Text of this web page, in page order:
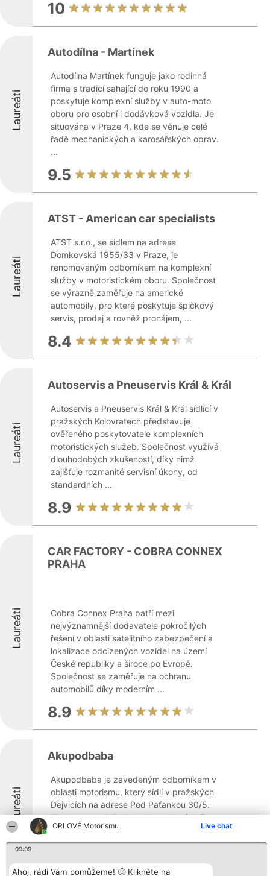
ORLOVÉ Motorismu Live chat
09:09
Ahoj, rádi Vám pomůžeme! 🙂 Klikněte na
10
Laureáti
Autodílna - Martínek
Autodílna Martínek funguje jako rodinná
firma s tradicí sahající do roku 1990 a
poskytuje komplexní služby v auto-moto
oboru pro osobní i dodávková vozidla. Je
situována v Praze 4, kde se věnuje celé
řadě mechanických a karosářských oprav.
...
9.5
Laureáti
ATST - American car specialists
ATST s.r.o., se sídlem na adrese
Domkovská 1955/33 v Praze, je
renomovaným odborníkem na komplexní
služby v motoristickém oboru. Společnost
se výrazně zaměřuje na americké
automobily, pro které poskytuje špičkový
servis, prodej a rovněž pronájem, ...
8.4
Laureáti
Autoservis a Pneuservis Král & Král
Autoservis a Pneuservis Král & Král sídlící v
pražských Kolovratech představuje
ověřeného poskytovatele komplexních
motoristických služeb. Společnost využívá
dlouhodobých zkušeností, díky nimž
zajišťuje rozmanité servisní úkony, od
standardních ...
8.9
Laureáti
CAR FACTORY - COBRA CONNEX
PRAHA
Cobra Connex Praha patří mezi
nejvýznamnější dodavatele pokročilých
řešení v oblasti satelitního zabezpečení a
lokalizace odcizených vozidel na území
České republiky a široce po Evropě.
Společnost se zaměřuje na ochranu
automobilů díky moderním ...
8.9
Laureáti
Akupodbaba
Akupodbaba je zavedeným odborníkem v
oblasti motorismu, který sídlí v pražských
Dejvicích na adrese Pod Paťankou 30/5.
Firma se specializuje na komplexní služby
spojené s akumulátory, zahrnující prodej,
profesionální instalaci a důsledný servis. ...
9.8